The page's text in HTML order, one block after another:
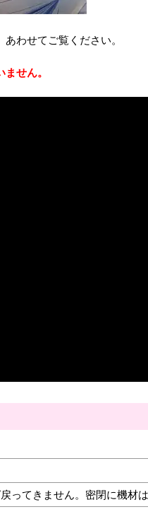
わせてご覧ください。
せん。
ってきません。密閉に機材は